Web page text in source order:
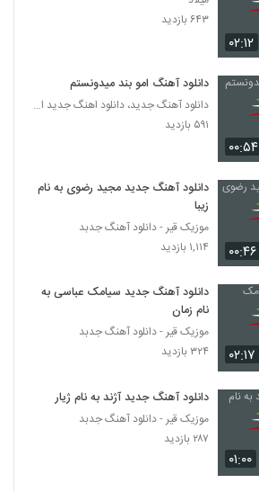
دانلود آهنگ دیوونه تو از رایبد
دانلود آهنگ بغض آسمان از پرهام آگاه
امیر فخرالدین آهنگ چه خبرته
دانلود آهنگ جدید و زیبای رضا بهاری با نام
خلوت آشکار
۲۸۸ بازدید
موزیک زیبای دنیای چشمات از مرتضی طالبی
دانلود آهنگ مهدی کیا تویی تو
دانلود آهنگ جدید و زیبای امیر اکو با نام بی ما
دنیایی نیس
۲۷۰ بازدید
۰۲:۱۲
۶۴۳ بازدید
۰۰:۵۴
دانلود آهنگ امو بند میدونستم
دانلود آهنگ جدید، دانلود اهنگ جدید ایرانی
۵۹۱ بازدید
۰۰:۴۶
دانلود آهنگ جدید مجید رضوی به نام
زیبا
موزیک قیر - دانلود آهنگ جدبد
۱,۱۱۴ بازدید
۰۲:۱۷
دانلود آهنگ جدید سیامک عباسی به
نام زمان
موزیک قیر - دانلود آهنگ جدبد
۳۲۴ بازدید
۰۱:۰۰
دانلود آهنگ جدید آژند به نام ژیار
موزیک قیر - دانلود آهنگ جدبد
۲۸۷ بازدید